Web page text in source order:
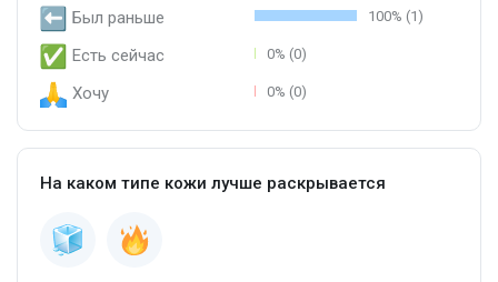
Был раньше 100% (1)
Есть сейчас 0% (0)
Хочу 0% (0)
На каком типе кожи лучше раскрывается